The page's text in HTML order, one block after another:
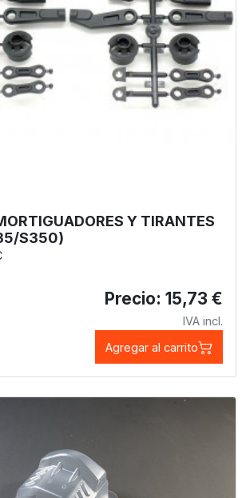
Y TIRANTES
S350)
Precio: 15,73 €
IVA incl.
Agregar al carrito